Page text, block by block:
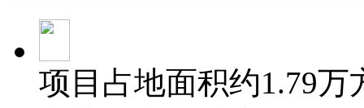
项目占地面积约1.79